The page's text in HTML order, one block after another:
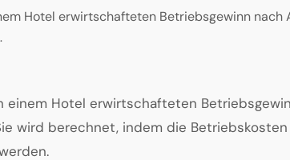
Hotel erwirtschafteten Betriebsgewinn nach
einem Hotel erwirtschafteten
wird berechnet, indem die